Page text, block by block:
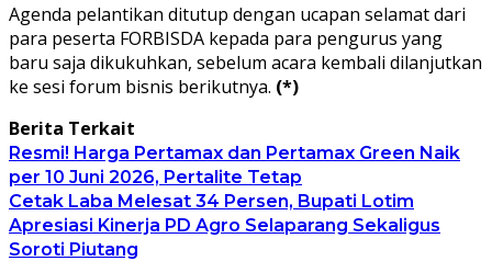
Agenda pelantikan ditutup dengan ucapan selamat dari
para peserta FORBISDA kepada para pengurus yang
baru saja dikukuhkan, sebelum acara kembali dilanjutkan
ke sesi forum bisnis berikutnya. (*)
Berita Terkait
Resmi! Harga Pertamax dan Pertamax Green Naik
per 10 Juni 2026, Pertalite Tetap
Cetak Laba Melesat 34 Persen, Bupati Lotim
Apresiasi Kinerja PD Agro Selaparang Sekaligus
Soroti Piutang